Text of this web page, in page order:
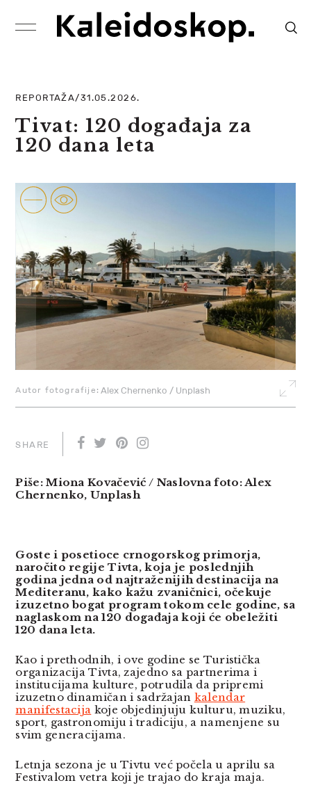
REPORTAŽA/31.05.2026.
Tivat: 120 događaja za
120 dana leta
Alex Chernenko / Unplash
Autor fotografije:
SHARE
Piše: Miona Kovačević / Naslovna foto: Alex
Chernenko, Unplash
Goste i posetioce crnogorskog primorja,
naročito regije Tivta, koja je poslednjih
godina jedna od najtraženijih destinacija na
Mediteranu, kako kažu zvaničnici, očekuje
izuzetno bogat program tokom cele godine, sa
naglaskom na 120 događaja koji će obeležiti
120 dana leta.
Kao i prethodnih, i ove godine se Turistička
organizacija Tivta, zajedno sa partnerima i
institucijama kulture, potrudila da pripremi
izuzetno dinamičan i sadržajan kalendar
manifestacija koje objedinjuju kulturu, muziku,
sport, gastronomiju i tradiciju, a namenjene su
svim generacijama.
Letnja sezona je u Tivtu već počela u aprilu sa
Festivalom vetra koji je trajao do kraja maja.